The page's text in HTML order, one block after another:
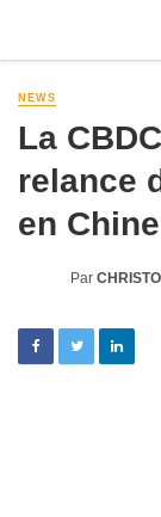
NEWS
La
relance
en Chine
Par